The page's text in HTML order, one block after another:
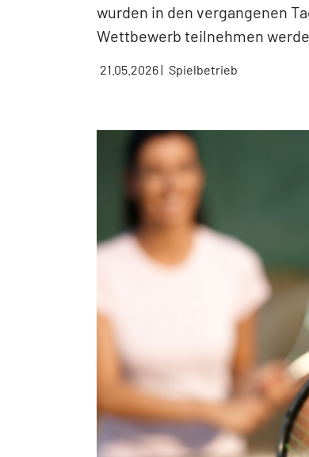
wurden in den vergangenen
Wettbewerb teilnehmen
21.05.2026| Spielbetrieb